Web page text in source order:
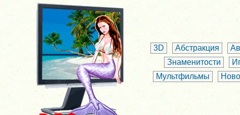
3D Абстракция
Знаменитости
Мультфильмы